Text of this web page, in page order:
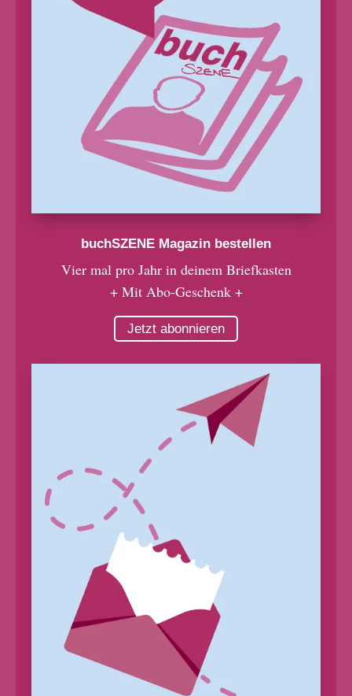
buchSZENE Magazin bestellen
Vier mal pro Jahr in deinem Briefkasten
+ Mit Abo-Geschenk +
Jetzt abonnieren